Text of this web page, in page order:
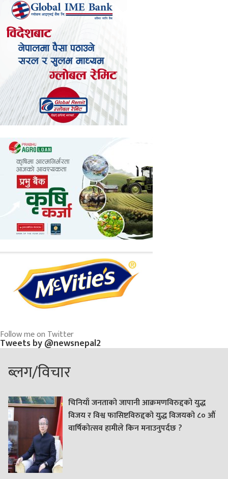
Follow me on Twitter
Tweets by @newsnepal2
ब्लग/विचार
चिनियाँ जनताको जापानी आक्रमणविरुद्दको युद्ध
विजय र विश्व फासिष्टविरुद्दको युद्ध विजयको ८० औं
वार्षिकोत्सव हामीले किन मनाउनुपर्दछ ?